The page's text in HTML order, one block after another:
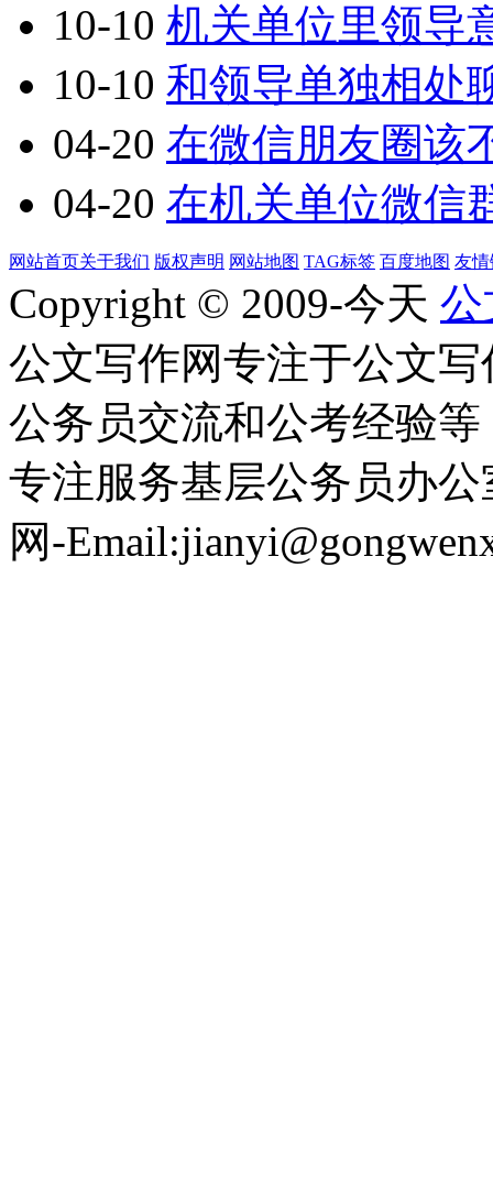
10-10 机关单位里领导
10-10 和领导单独相处
04-20 在微信朋友圈该
04-20 在机关单位微信
网站首页关于我们 版权声明 网站地图 TAG标签 百度地图 友
Copyright © 2009-今天 公
公文写作网专注于公文
公务员交流和公考经验等
专注服务基层公务员办
网-